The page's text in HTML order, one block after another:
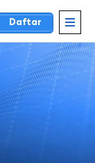
Daftar